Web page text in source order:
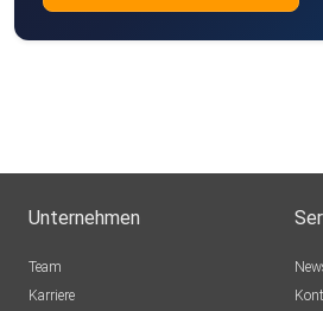
Unternehmen
Team
Karriere